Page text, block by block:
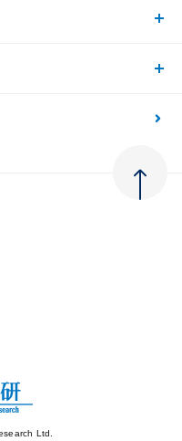
値の創出
Ltd.